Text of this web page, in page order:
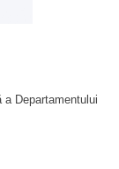
Departamentului